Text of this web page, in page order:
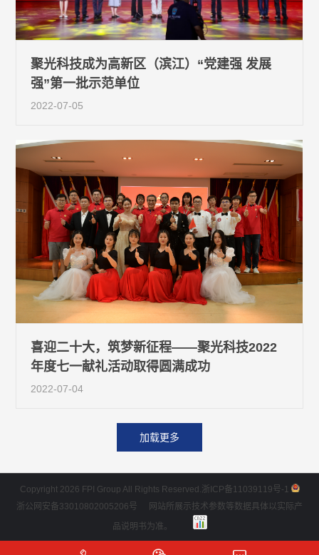
聚光科技成为高新区（滨江）“党建强 发展
强”第一批示范单位
2022-07-05
喜迎二十大，筑梦新征程——聚光科技2022
年度七一献礼活动取得圆满成功
2022-07-04
加载更多
Copyright 2026 FPI Group All Rights Reserved. 浙ICP备11039119号-1
浙公网安备33010802005206号
网站所展示技术参数等数据具体以实际产
品说明书为准。